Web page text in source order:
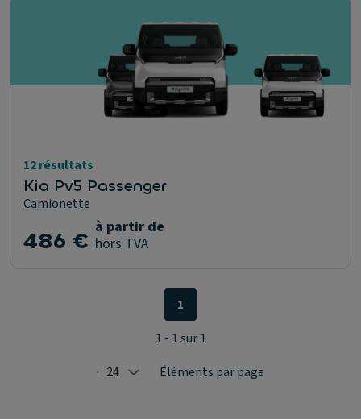
12 résultats
Kia Pv5 Passenger
Camionette
486 € à partir de
hors TVA
Selected: 24
24 Éléments par page
1
1 - 1 sur 1